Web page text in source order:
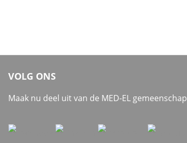
VOLG ONS
Maak nu deel uit van de MED-EL gemeenschap